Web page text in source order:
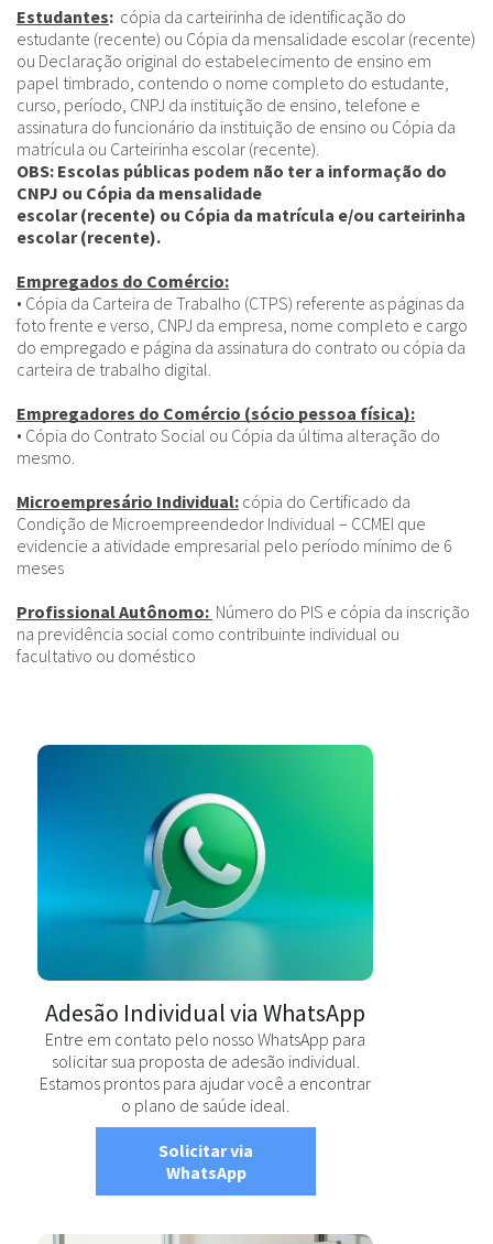
Estudantes: cópia da carteirinha de identificação do
estudante (recente) ou Cópia da mensalidade escolar (recente)
ou Declaração original do estabelecimento de ensino em
papel timbrado, contendo o nome completo do estudante,
curso, período, CNPJ da instituição de ensino, telefone e
assinatura do funcionário da instituição de ensino ou Cópia da
matrícula ou Carteirinha escolar (recente).
OBS: Escolas públicas podem não ter a informação do
CNPJ ou Cópia da mensalidade
escolar (recente) ou Cópia da matrícula e/ou carteirinha
escolar (recente).
Empregados do Comércio:
• Cópia da Carteira de Trabalho (CTPS) referente as páginas da
foto frente e verso, CNPJ da empresa, nome completo e cargo
do empregado e página da assinatura do contrato ou cópia da
carteira de trabalho digital.
Empregadores do Comércio (sócio pessoa física):
• Cópia do Contrato Social ou Cópia da última alteração do
mesmo.
Microempresário Individual: cópia do Certificado da
Condição de Microempreendedor Individual – CCMEI que
evidencie a atividade empresarial pelo período mínimo de 6
meses
Profissional Autônomo: Número do PIS e cópia da inscrição
na previdência social como contribuinte individual ou
facultativo ou doméstico
Adesão Individual via WhatsApp
Entre em contato pelo nosso WhatsApp para
solicitar sua proposta de adesão individual.
Estamos prontos para ajudar você a encontrar
o plano de saúde ideal.
Solicitar via
WhatsApp